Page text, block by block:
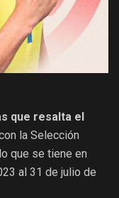
que resalta el
la Selección
que se tiene en
al 31 de julio de